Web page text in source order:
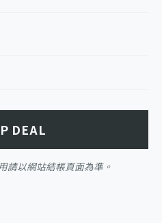
DEAL
請以網站結帳頁面為準。